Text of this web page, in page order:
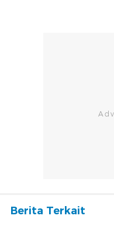
Berita Terkait